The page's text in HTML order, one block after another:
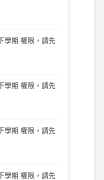
學期 權限，請先
學期 權限，請先
學期 權限，請先
學期 權限，請先